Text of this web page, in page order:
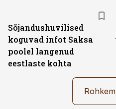
Sõjandushuvilised
koguvad infot Saksa
poolel langenud
eestlaste kohta